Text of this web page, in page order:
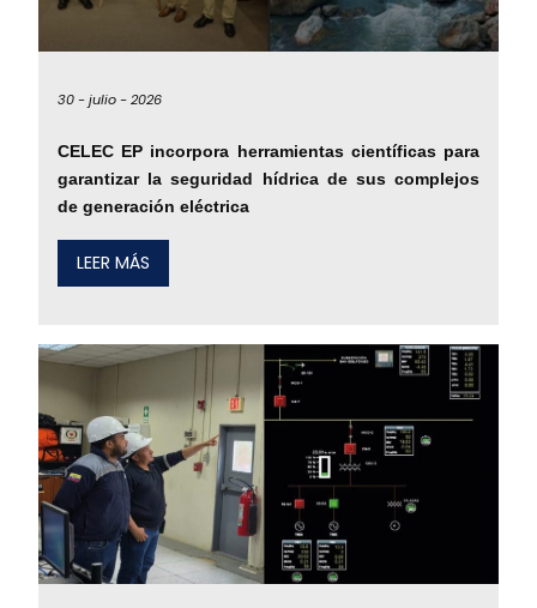
30 -julio -2026
CELEC EP incorpora herramientas científicas para
garantizar la seguridad hídrica de sus complejos
de generación eléctrica
LEER MÁS